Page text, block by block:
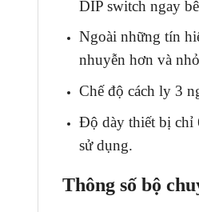
DIP switch ngay
Ngoài những tín
nhuyễn hơn và
Chế độ cách ly 3
Độ dày thiết bị chỉ
sử dụng.
Thông số bộ